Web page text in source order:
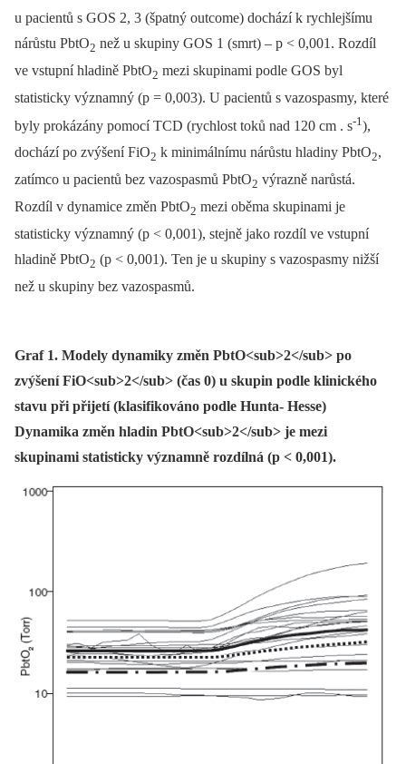
u pacientů s GOS 2, 3 (špatný outcome) dochází k rychlejšímu
nárůstu PbtO2 než u skupiny GOS 1 (smrt) –⁠ p < 0,001. Rozdíl
ve vstupní hladině PbtO2 mezi skupinami podle GOS byl
statisticky významný (p = 0,003). U pacientů s vazospasmy, které
byly prokázány pomocí TCD (rychlost toků nad 120 cm . s-1),
dochází po zvýšení FiO2 k minimálnímu nárůstu hladiny PbtO2,
zatímco u pacientů bez vazospasmů PbtO2 výrazně narůstá.
Rozdíl v dynamice změn PbtO2 mezi oběma skupinami je
statisticky významný (p < 0,001), stejně jako rozdíl ve vstupní
hladině PbtO2 (p < 0,001). Ten je u skupiny s vazospasmy nižší
než u skupiny bez vazospasmů.
Graf 1. Modely dynamiky změn PbtO<sub>2</sub> po
zvýšení FiO<sub>2</sub> (čas 0) u skupin podle klinického
stavu při přijetí (klasifikováno podle Hunta- Hesse)
Dynamika změn hladin PbtO<sub>2</sub> je mezi
skupinami statisticky významně rozdílná (p < 0,001).